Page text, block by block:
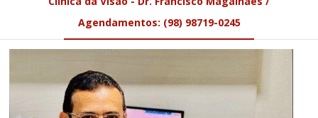
Agendamentos: (98) 98719-0245